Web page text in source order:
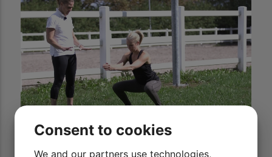
Balance - knæ og ankler
Consent to cookies
We and our partners use technologies,